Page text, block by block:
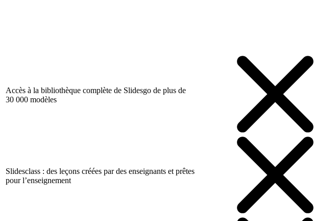
Accès à la bibliothèque complète de Slidesgo de plus de
30 000 modèles
Slidesclass : des leçons créées par des enseignants et prêtes
pour l’enseignement